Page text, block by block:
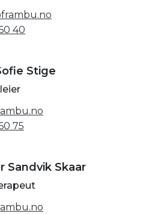
40
Stige
75
Sandvik Skaar